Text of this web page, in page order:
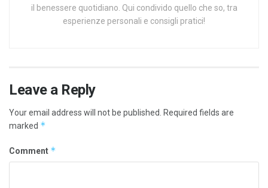
il benessere quotidiano. Qui condivido quello che so, tra
esperienze personali e consigli pratici!
Leave a Reply
Your email address will not be published.
Required fields are
marked *
Comment *